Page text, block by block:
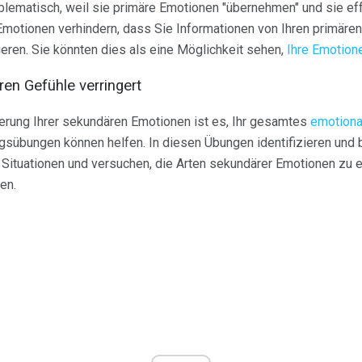
weil sie primäre Emotionen "übernehmen" und sie
verhindern, dass Sie Informationen von Ihren
Sie könnten dies als eine Möglichkeit sehen, Ihre
Gefühle verringert
Ihrer sekundären Emotionen ist es, Ihr gesamtes
können helfen. In diesen Übungen identifizieren und
und versuchen, die Arten sekundärer Emotionen zu